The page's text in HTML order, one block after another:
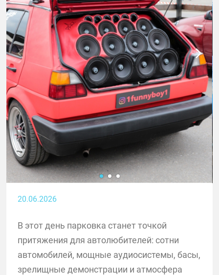
20.06.2026
В этот день парковка станет точкой
притяжения для автолюбителей: сотни
автомобилей, мощные аудиосистемы, басы,
зрелищные демонстрации и атмосфера